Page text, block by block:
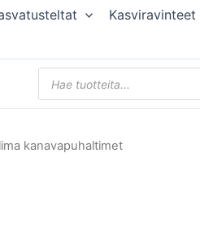
Kasviravinteet
Products
search
kanavapuhaltimet